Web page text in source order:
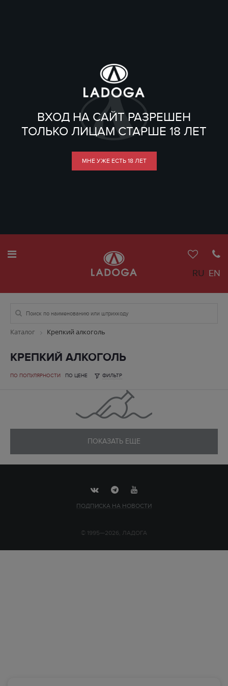
ВХОД НА САЙТ РАЗРЕШЕН
ТОЛЬКО ЛИЦАМ СТАРШЕ 18 ЛЕТ
МНЕ УЖЕ ЕСТЬ 18 ЛЕТ
RU EN
Каталог Крепкий алкоголь
КРЕПКИЙ АЛКОГОЛЬ
ПО ПОПУЛЯРНОСТИ ПО ЦЕНЕ ФИЛЬТР
ПОКАЗАТЬ ЕЩЕ
ПОДПИСКА НА НОВОСТИ
© 1995—2026, ЛАДОГА